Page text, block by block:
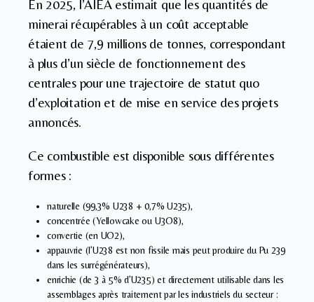
En 2025, l’AIEA estimait que les quantités de
minerai récupérables à un coût acceptable
étaient de 7,9 millions de tonnes, correspondant
à plus d’un siècle de fonctionnement des
centrales pour une trajectoire de statut quo
d’exploitation et de mise en service des projets
annoncés.
Ce combustible est disponible sous différentes
formes :
naturelle (99,3% U238 + 0,7% U235),
concentrée (Yellowcake ou U3O8),
convertie (en UO2),
appauvrie (l’U238 est non fissile mais peut produire du Pu 239
dans les surrégénérateurs),
enrichie (de 3 à 5% d’U235) et directement utilisable dans les
assemblages après traitement par les industriels du secteur :